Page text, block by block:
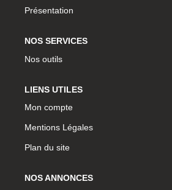
Présentation
NOS SERVICES
Nos outils
LIENS UTILES
Mon compte
Mentions Légales
Plan du site
NOS ANNONCES